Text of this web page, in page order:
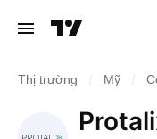
Thị trường Mỹ